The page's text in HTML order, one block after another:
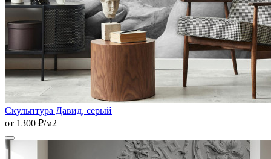
Скульптура Давид, серый
от 1300 ₽/м2